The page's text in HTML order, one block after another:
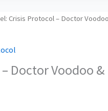
Crisis Protocol – Doctor
Doctor Voodoo &